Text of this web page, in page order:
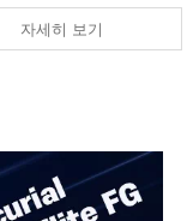
자세히 보기